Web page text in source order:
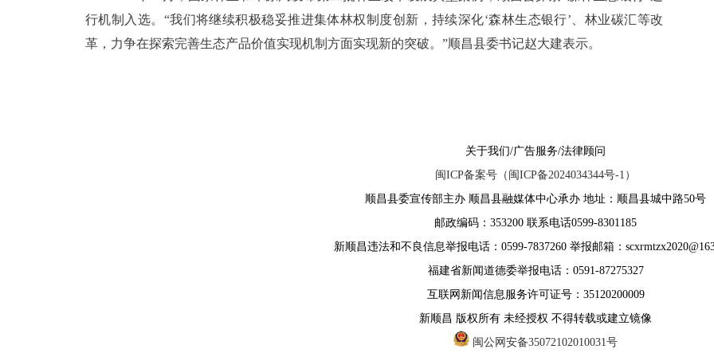
行机制入选。“我们将继续积极稳妥推进集体林权制度创新，持续深化‘森林生态银行’、林业碳汇等改
革，力争在探索完善生态产品价值实现机制方面实现新的突破。”顺昌县委书记赵大建表示。
关于我们/广告服务/法律顾问
闽ICP备案号（闽ICP备2024034344号-1）
顺昌县委宣传部主办 顺昌县融媒体中心承办 地址：顺昌县城中路50号
邮政编码：353200 联系电话0599-8301185
新顺昌违法和不良信息举报电话：0599-7837260 举报邮箱：
福建省新闻道德委举报电话：0591-87275327
互联网新闻信息服务许可证号：35120200009
新顺昌 版权所有 未经授权 不得转载或建立镜像
闽公网安备35072102010031号